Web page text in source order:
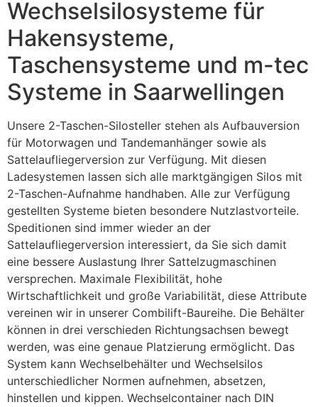
Wechselsilosysteme für
Hakensysteme,
Taschensysteme und m-tec
Systeme in Saarwellingen
Unsere 2-Taschen-Silosteller stehen als Aufbauversion
für Motorwagen und Tandemanhänger sowie als
Sattelaufliegerversion zur Verfügung. Mit diesen
Ladesystemen lassen sich alle marktgängigen Silos mit
2-Taschen-Aufnahme handhaben. Alle zur Verfügung
gestellten Systeme bieten besondere Nutzlastvorteile.
Speditionen sind immer wieder an der
Sattelaufliegerversion interessiert, da Sie sich damit
eine bessere Auslastung Ihrer Sattelzugmaschinen
versprechen. Maximale Flexibilität, hohe
Wirtschaftlichkeit und große Variabilität, diese Attribute
vereinen wir in unserer Combilift-Baureihe. Die Behälter
können in drei verschieden Richtungsachsen bewegt
werden, was eine genaue Platzierung ermöglicht. Das
System kann Wechselbehälter und Wechselsilos
unterschiedlicher Normen aufnehmen, absetzen,
hinstellen und kippen. Wechselcontainer nach DIN